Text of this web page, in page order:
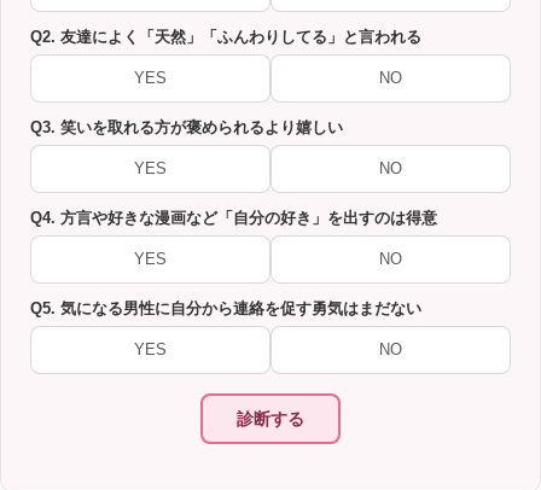
Q2. 友達によく「天然」「ふんわりしてる」と言われる
YES NO
Q3. 笑いを取れる方が褒められるより嬉しい
YES NO
Q4. 方言や好きな漫画など「自分の好き」を出すのは得意
YES NO
Q5. 気になる男性に自分から連絡を促す勇気はまだない
YES NO
診断する